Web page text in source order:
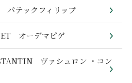
テックフィリップ
オーデマピゲ
ヴァシュロン ・コン